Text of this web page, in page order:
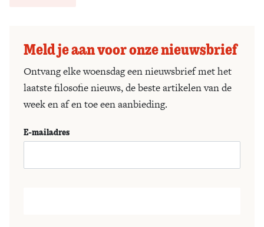
Meld je aan voor onze nieuwsbrief
Ontvang elke woensdag een nieuwsbrief met het
laatste filosofie nieuws, de beste artikelen van de
week en af en toe een aanbieding.
E-mailadres